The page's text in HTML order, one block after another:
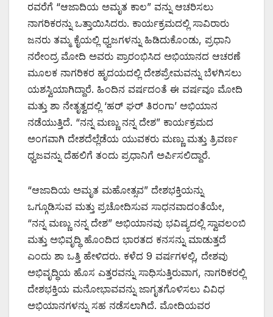
ರವರೆಗೆ “ಆಜಾದಿಯ ಅಮೃತ ಕಾಲ” ವನ್ನು ಆಚರಿಸಲು
ನಾಗರಿಕರನ್ನು ಒತ್ತಾಯಿಸಿದರು. ಕಾರ್ಯಕ್ರಮದಲ್ಲಿ ಸಾವಿರಾರು
ಜನರು ತಮ್ಮ ಕೈಯಲ್ಲಿ ಧ್ವಜಗಳನ್ನು ಹಿಡಿದುಕೊಂಡು, ಪ್ರಧಾನಿ
ನರೇಂದ್ರ ಮೋದಿ ಅವರು ಪ್ರಾರಂಭಿಸಿದ ಅಭಿಯಾನದ ಆಚರಣೆ
ಮೂಲಕ ನಾಗರಿಕರ ಹೃದಯದಲ್ಲಿ ದೇಶಪ್ರೇಮವನ್ನು ಬೆಳಗಿಸಲು
ಯಶಸ್ವಿಯಾಗಿದ್ದಾರೆ. ಹಿಂದಿನ ವರ್ಷದಂತೆ ಈ ವರ್ಷವೂ ಮೋದಿ
ಮತ್ತು ಶಾ ನೇತೃತ್ವದಲ್ಲಿ ‘ಹರ್ ಘರ್ ತಿರಂಗಾ’ ಅಭಿಯಾನ
ನಡೆಯುತ್ತಿದೆ. “ನನ್ನ ಮಣ್ಣು ನನ್ನ ದೇಶ” ಕಾರ್ಯಕ್ರಮದ
ಅಂಗವಾಗಿ ದೇಶದೆಲ್ಲೆಡೆಯ ಯುವಕರು ಮಣ್ಣು ಮತ್ತು ತ್ರಿವರ್ಣ
ಧ್ವಜವನ್ನು ದೆಹಲಿಗೆ ತಂದು ಪ್ರಧಾನಿಗೆ ಅರ್ಪಿಸಲಿದ್ದಾರೆ.
“ಆಜಾದಿಯ ಅಮೃತ ಮಹೋತ್ಸವ” ದೇಶಭಕ್ತಿಯನ್ನು
ಒಗ್ಗೂಡಿಸುವ ಮತ್ತು ಪ್ರಚೋದಿಸುವ ಸಾಧನವಾದಂತೆಯೇ,
“ನನ್ನ ಮಣ್ಣು ನನ್ನ ದೇಶ” ಅಭಿಯಾನವು ಭವಿಷ್ಯದಲ್ಲಿ ಸ್ವಾವಲಂಬಿ
ಮತ್ತು ಅಭಿವೃದ್ಧಿ ಹೊಂದಿದ ಭಾರತದ ಕನಸನ್ನು ಮಾಡುತ್ತದೆ
ಎಂದು ಶಾ ಒತ್ತಿ ಹೇಳಿದರು. ಕಳೆದ 9 ವರ್ಷಗಳಲ್ಲಿ, ದೇಶವು
ಅಭಿವೃದ್ಧಿಯ ಹೊಸ ಎತ್ತರವನ್ನು ಸಾಧಿಸುತ್ತಿರುವಾಗ, ನಾಗರಿಕರಲ್ಲಿ
ದೇಶಭಕ್ತಿಯ ಮನೋಭಾವವನ್ನು ಜಾಗೃತಗೊಳಿಸಲು ವಿವಿಧ
ಅಭಿಯಾನಗಳನ್ನು ಸಹ ನಡೆಸಲಾಗಿದೆ. ಮೋದಿಯವರ